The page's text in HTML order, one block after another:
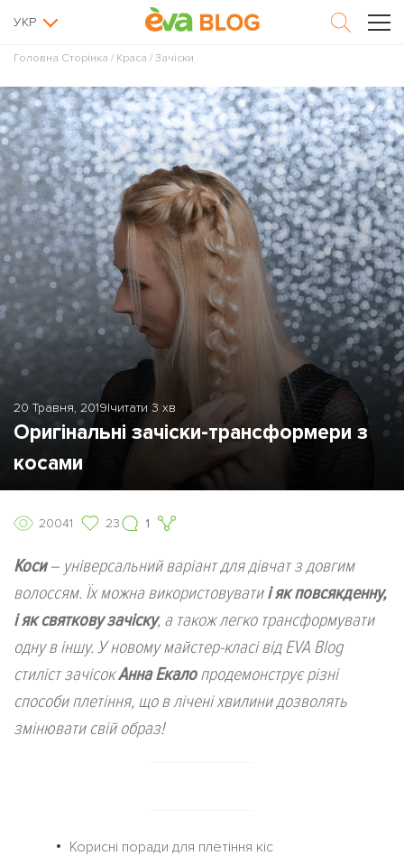
УКР
Головна Сторінка / Краса / Зачіски
20 Травня, 2019|читати 3 хв
Оригінальні зачіски-трансформери з
косами
20041 23 1
Коси– універсальний варіант для дівчат з довгим
волоссям. Їх можна використовуватиі як повсякденну,
і як святкову зачіску, а також легко трансформувати
одну в іншу. У новому майстер-класі від EVA Blog
стиліст зачісокАнна Екалопродемонструє різні
способи плетіння, що в лічені хвилини дозволять
змінювати свій образ!
Корисні поради для плетіння кіс